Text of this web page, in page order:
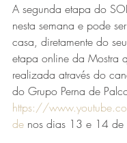
A segunda etapa do
nesta semana e pode
casa, diretamente do
etapa online da Mostra
realizada através do
do Grupo Perna de
https://
de nos dias 13 e 14 de